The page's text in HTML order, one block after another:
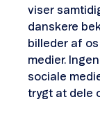
viser
danskere
billeder af
medier.
sociale
trygt at dele